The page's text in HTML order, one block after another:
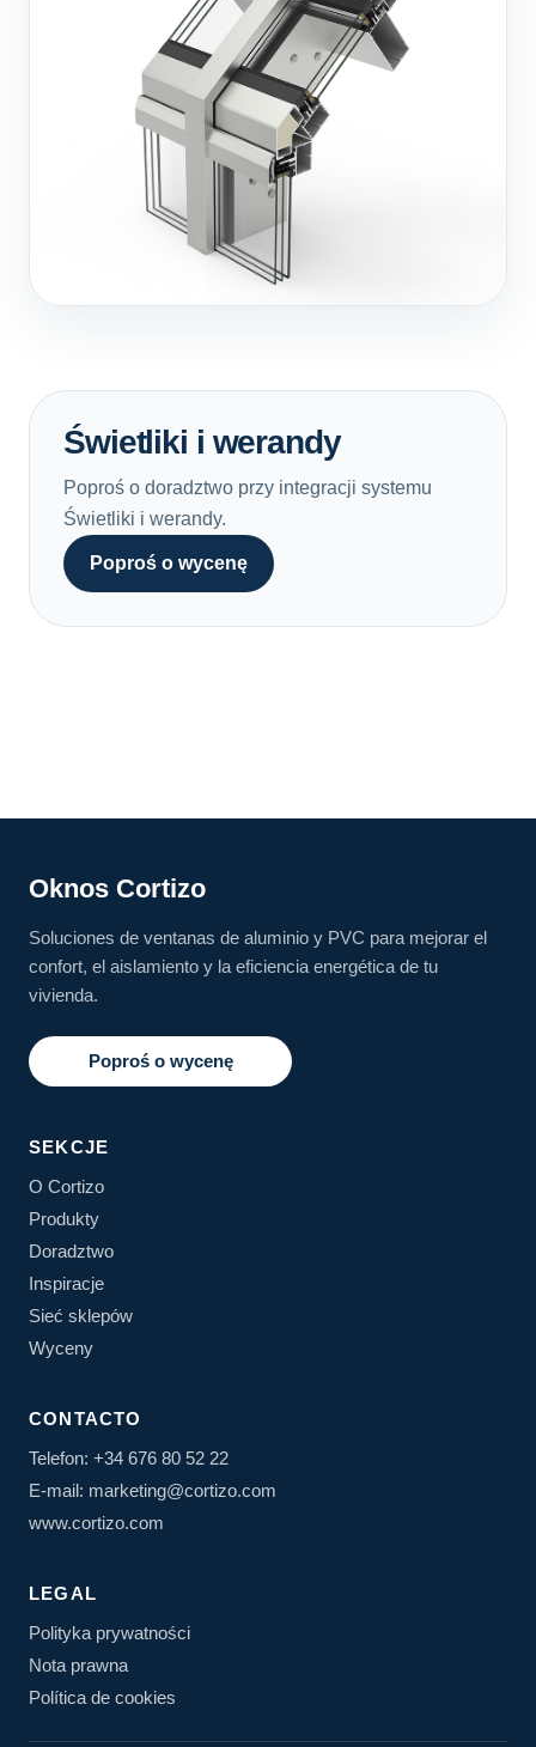
Świetliki i werandy
Poproś o doradztwo przy integracji systemu
Świetliki i werandy.
Poproś o wycenę
Oknos Cortizo
Soluciones de ventanas de aluminio y PVC para mejorar el
confort, el aislamiento y la eficiencia energética de tu
vivienda.
Poproś o wycenę
SEKCJE
O Cortizo
Produkty
Doradztwo
Inspiracje
Sieć sklepów
Wyceny
CONTACTO
Telefon: +34 676 80 52 22
E-mail: marketing@cortizo.com
www.cortizo.com
LEGAL
Polityka prywatności
Nota prawna
Política de cookies